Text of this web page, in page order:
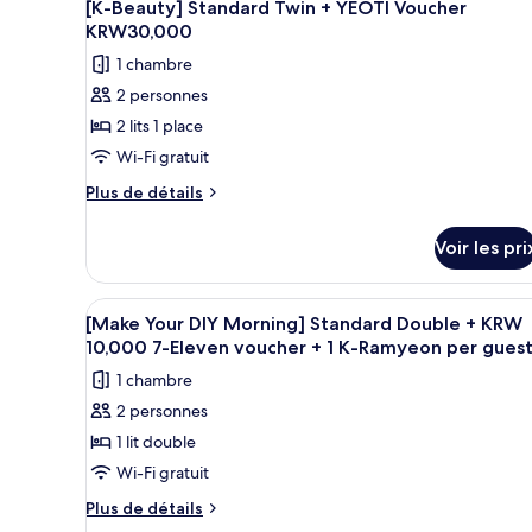
Non-
Refundable
(1
reschedule
is
allowed)
Bird]
Triple
Room
Non-
Refundable
(1
reschedule
is
toutes
les
photos
pour
ce
type
de
Beauty]
Standard
Twin
+
YEOTI
Voucher
KRW30,000
[K-Beauty] Standard Twin + YEOTI Voucher
KRW30,000
1 chambre
2 personnes
2 lits 1 place
Wi-Fi gratuit
Plus de détails
Plus
le
type
de
chambre
[K-
Beauty]
Standard
+
YEOTI
KRW30,000
Voir les
Afficher
toutes
les
photos
pour
ce
type
de
Une chambre d’hôtel avec
9
[Make Your DIY Morning] Standard Double + KRW
10,000 7-Eleven voucher + 1 K-Ramyeon per guest
1 chambre
2 personnes
1 lit double
Wi-Fi gratuit
Plus de détails
Plus